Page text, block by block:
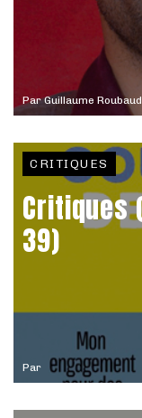
ParGuillaume
Par
CRITIQUES
Critiques
39)